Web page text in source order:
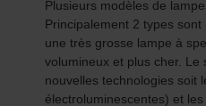
Plusieurs modèles de
Principalement 2 types
une très grosse lampe à
volumineux et plus cher. Le
nouvelles technologies soit
électroluminescentes) et